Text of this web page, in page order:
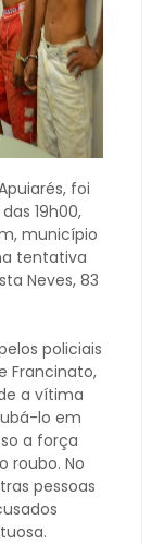
foi
19h00,
município
tentativa
Neves, 83
policiais
Francinato,
a vítima
lo em
a força
roubo. No
pessoas